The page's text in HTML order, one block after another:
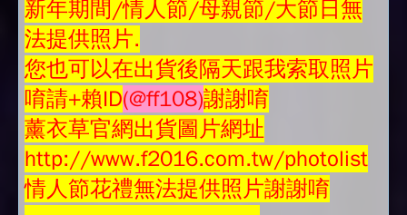
新年期間/情人節/母親節/大節日無
法提供照片.
您也可以在出貨後隔天跟我索取照片
唷請+賴ID(@ff108)謝謝唷
薰衣草官網出貨圖片網址
http://www.f2016.com.tw/photolist
情人節花禮無法提供照片謝謝唷